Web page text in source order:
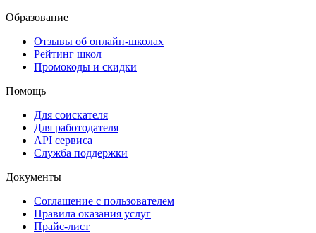
Образование
Отзывы об онлайн-школах
Рейтинг школ
Промокоды и скидки
Помощь
Для соискателя
Для работодателя
API сервиса
Служба поддержки
Документы
Соглашение с пользователем
Правила оказания услуг
Прайс-лист